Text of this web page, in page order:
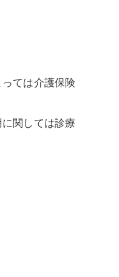
ては介護保険
関しては診療